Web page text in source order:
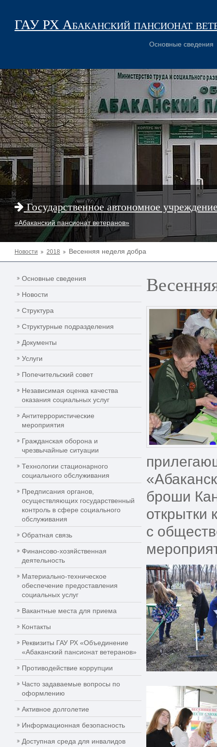
ГАУ РХ Абаканский пансионат
Основные сведения
Государственное автономное
«Абаканский пансионат ветеранов»
Новости 2018 Весенняя неделя добра
Основные сведения
Новости
Структура
Структурные подразделения
Документы
Услуги
Попечительский совет
Независимая оценка качества
оказания социальных услуг
Антитеррористические
мероприятия
Гражданская оборона и
чрезвычайные ситуации
Технологии стационарного
социального обслуживания
Предписания органов,
осуществляющих государственный
контроль в сфере социального
обслуживания
Обратная связь
Финансово-хозяйственная
деятельность
Материально-техническое
обеспечение предоставления
социальных услуг
Вакантные места для приема
Контакты
Реквизиты ГАУ РХ «Объединение
«Абаканский пансионат ветеранов»
Противодействие коррупции
Часто задаваемые вопросы по
оформлению
Активное долголетие
Информационная безопасность
Доступная среда для инвалидов
броши
открытки
с